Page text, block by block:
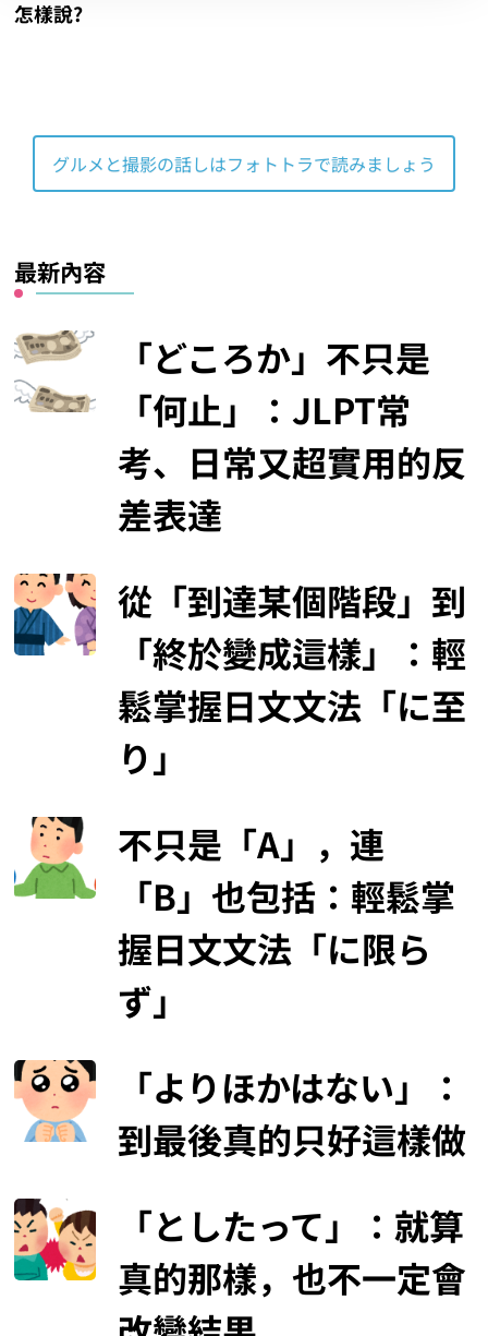
怎樣說?
グルメと撮影の話しはフォトトラで読みましょう
最新內容
「どころか」不只是
「何止」：JLPT常
考、日常又超實用的反
差表達
從「到達某個階段」到
「終於變成這樣」：輕
鬆掌握日文文法「に至
り」
不只是「A」，連
「B」也包括：輕鬆掌
握日文文法「に限ら
ず」
「よりほかはない」：
到最後真的只好這樣做
「としたって」：就算
真的那樣，也不一定會